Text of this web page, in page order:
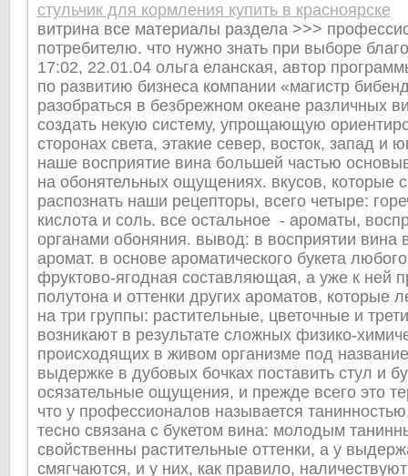
стульчик для кормления купить в красноярске
витрина все материалы раздела >>>
потребителю. что нужно знать при выборе
17:02, 22.01.04 ольга еланская, автор
по развитию бизнеса компании «магистр
разобраться в безбрежном океане различных
создать некую систему, упрощающую
сторонах света, этакие север, восток, запад и
наше восприятие вина большей частью
на обонятельных ощущениях. вкусов, которые
распознать наши рецепторы, всего четыре:
кислота и соль. все остальное - ароматы,
органами обоняния. вывод: в восприятии вина
аромат. в основе ароматического букета
фруктово-ягодная составляющая, а уже к ней
полутона и оттенки других ароматов, которые
на три группы: растительные, цветочные и
возникают в результате сложных физико-
происходящих в живом организме под
выдержке в дубовых бочках поставить стул и
осязательные ощущения, и прежде всего это
что у профессионалов называется
тесно связана с букетом вина: молодым
свойственны растительные оттенки, а у
смягчаются, и у них, как правило,